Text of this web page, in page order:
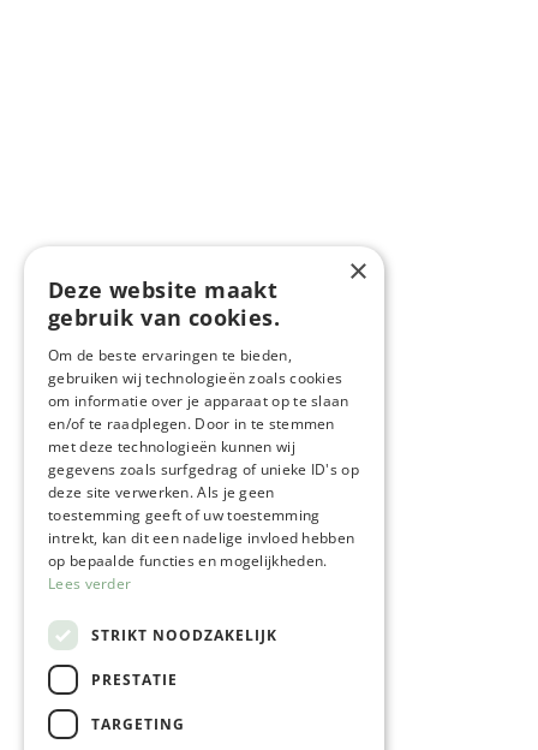
×
Deze website maakt
gebruik van cookies.
Om de beste ervaringen te bieden,
gebruiken wij technologieën zoals cookies
om informatie over je apparaat op te slaan
en/of te raadplegen. Door in te stemmen
met deze technologieën kunnen wij
gegevens zoals surfgedrag of unieke ID's op
deze site verwerken. Als je geen
toestemming geeft of uw toestemming
intrekt, kan dit een nadelige invloed hebben
op bepaalde functies en mogelijkheden.
Lees verder
STRIKT NOODZAKELIJK
PRESTATIE
TARGETING